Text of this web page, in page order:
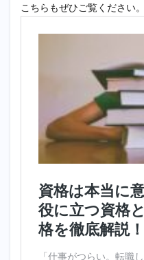
こちらもぜひご覧ください。